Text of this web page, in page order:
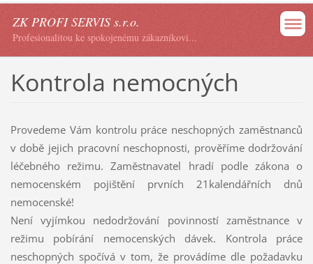
ZK PROFI SERVIS s.r.o.
Profesionalitou ke spokojenému zákazníkovi...
Kontrola nemocných
Provedeme Vám kontrolu práce neschopných zaměstnanců
v době jejich pracovní neschopnosti, prověříme dodržování
léčebného režimu. Zaměstnavatel hradí podle zákona o
nemocenském pojištění prvních 21kalendářních dnů
nemocenské!
Není vyjímkou nedodržování povinností zaměstnance v
režimu pobírání nemocenských dávek. Kontrola práce
neschopných spočívá v tom, že provádíme dle požadavku